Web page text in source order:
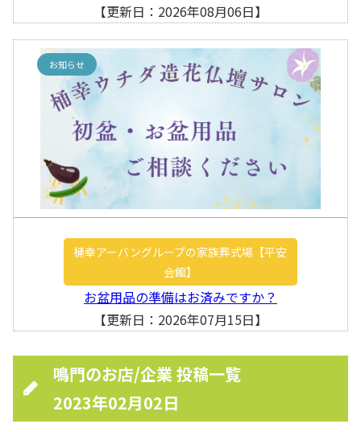
【更新日：2026年08月06日】
お知らせ
桶幸アーバングループの家族葬式場【平安
会館】
お盆用品の準備はお済みですか？
【更新日：2026年07月15日】
鳴門のお店/企業 投稿一覧
2023年02月02日